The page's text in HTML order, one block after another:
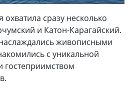
сразу несколько
и Катон-Карагайский.
живописными
с уникальной
гостеприимством